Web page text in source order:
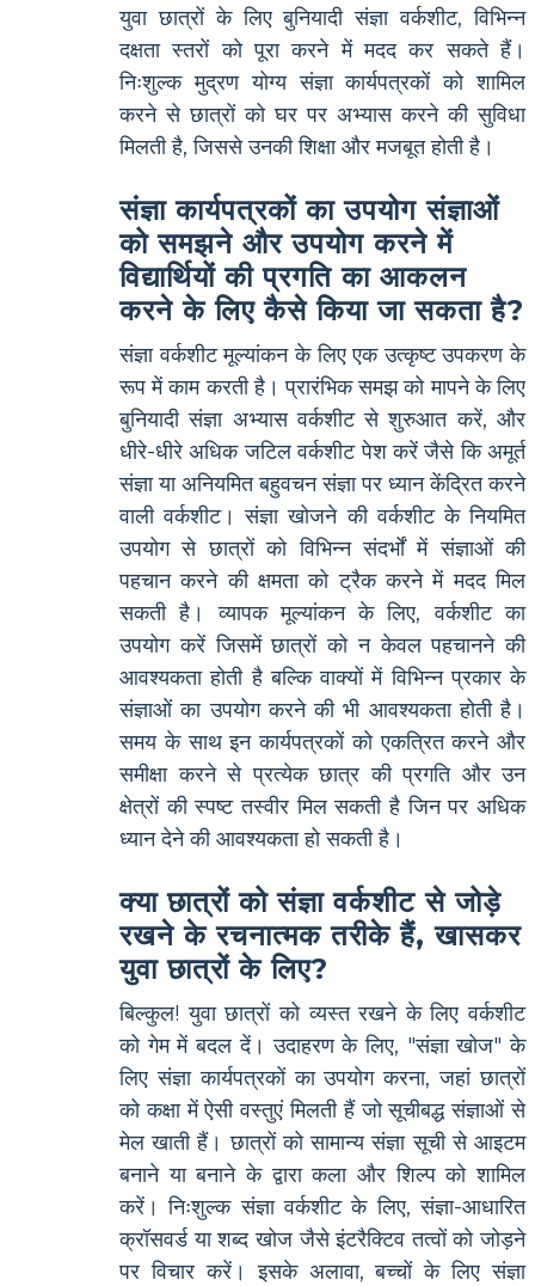
युवा छात्रों के लिए बुनियादी संज्ञा वर्कशीट, विभिन्न
दक्षता स्तरों को पूरा करने में मदद कर सकते हैं।
निःशुल्क मुद्रण योग्य संज्ञा कार्यपत्रकों को शामिल
करने से छात्रों को घर पर अभ्यास करने की सुविधा
मिलती है, जिससे उनकी शिक्षा और मजबूत होती है।
संज्ञा कार्यपत्रकों का उपयोग संज्ञाओं
को समझने और उपयोग करने में
विद्यार्थियों की प्रगति का आकलन
करने के लिए कैसे किया जा सकता है?
संज्ञा वर्कशीट मूल्यांकन के लिए एक उत्कृष्ट उपकरण के
रूप में काम करती है। प्रारंभिक समझ को मापने के लिए
बुनियादी संज्ञा अभ्यास वर्कशीट से शुरुआत करें, और
धीरे-धीरे अधिक जटिल वर्कशीट पेश करें जैसे कि अमूर्त
संज्ञा या अनियमित बहुवचन संज्ञा पर ध्यान केंद्रित करने
वाली वर्कशीट। संज्ञा खोजने की वर्कशीट के नियमित
उपयोग से छात्रों को विभिन्न संदर्भों में संज्ञाओं की
पहचान करने की क्षमता को ट्रैक करने में मदद मिल
सकती है। व्यापक मूल्यांकन के लिए, वर्कशीट का
उपयोग करें जिसमें छात्रों को न केवल पहचानने की
आवश्यकता होती है बल्कि वाक्यों में विभिन्न प्रकार के
संज्ञाओं का उपयोग करने की भी आवश्यकता होती है।
समय के साथ इन कार्यपत्रकों को एकत्रित करने और
समीक्षा करने से प्रत्येक छात्र की प्रगति और उन
क्षेत्रों की स्पष्ट तस्वीर मिल सकती है जिन पर अधिक
ध्यान देने की आवश्यकता हो सकती है।
क्या छात्रों को संज्ञा वर्कशीट से जोड़े
रखने के रचनात्मक तरीके हैं, खासकर
युवा छात्रों के लिए?
बिल्कुल! युवा छात्रों को व्यस्त रखने के लिए वर्कशीट
को गेम में बदल दें। उदाहरण के लिए, "संज्ञा खोज" के
लिए संज्ञा कार्यपत्रकों का उपयोग करना, जहां छात्रों
को कक्षा में ऐसी वस्तुएं मिलती हैं जो सूचीबद्ध संज्ञाओं से
मेल खाती हैं। छात्रों को सामान्य संज्ञा सूची से आइटम
बनाने या बनाने के द्वारा कला और शिल्प को शामिल
करें। निःशुल्क संज्ञा वर्कशीट के लिए, संज्ञा-आधारित
क्रॉसवर्ड या शब्द खोज जैसे इंटरैक्टिव तत्वों को जोड़ने
पर विचार करें। इसके अलावा, बच्चों के लिए संज्ञा